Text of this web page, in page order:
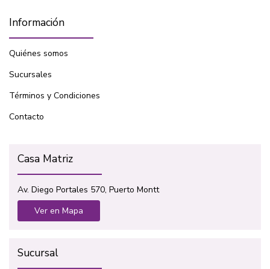
Información
Quiénes somos
Sucursales
Términos y Condiciones
Contacto
Casa Matriz
Av. Diego Portales 570, Puerto Montt
Ver en Mapa
Sucursal